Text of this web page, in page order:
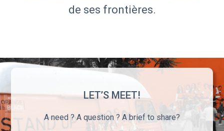
de ses frontières.
LET’S MEET!
A need ? A question ? A brief to share?